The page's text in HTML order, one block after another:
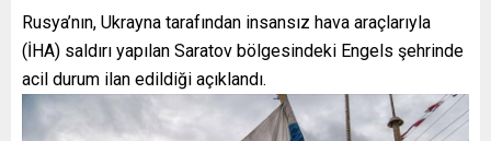
Rusya’nın, Ukrayna tarafından insansız hava araçlarıyla
(İHA) saldırı yapılan Saratov bölgesindeki Engels şehrinde
acil durum ilan edildiği açıklandı.